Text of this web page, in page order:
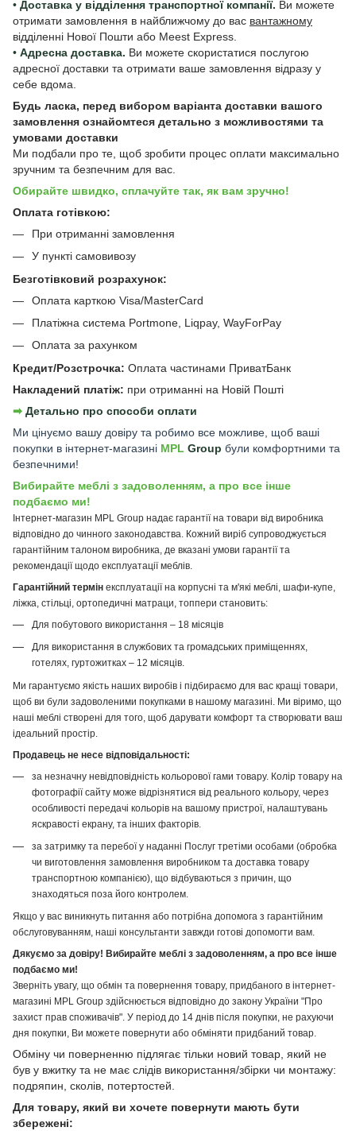
• Доставка у відділення транспортної компанії. Ви можете
отримати замовлення в найближчому до вас вантажному
відділенні Нової Пошти або Meest Express.
• Адресна доставка. Ви можете скористатися послугою
адресної доставки та отримати ваше замовлення відразу у
себе вдома.
Будь ласка, перед вибором варіанта доставки вашого
замовлення ознайомтеся детально з можливостями та
умовами доставки
Ми подбали про те, щоб зробити процес оплати максимально
зручним та безпечним для вас.
Обирайте швидко, сплачуйте так, як вам зручно!
Оплата готівкою:
При отриманні замовлення
У пункті самовивозу
Безготівковий розрахунок:
Оплата карткою Visa/MasterCard
Платіжна система Portmone, Liqpay, WayForPay
Оплата за рахунком
Кредит/Розстрочка: Оплата частинами ПриватБанк
Накладений платіж: при отриманні на Новій Пошті
➡︎ Детально про способи оплати
Ми цінуємо вашу довіру та робимо все можливе, щоб ваші
покупки в інтернет-магазині MPL Group були комфортними та
безпечними!
Вибирайте меблі з задоволенням, а про все інше
подбаємо ми!
Інтернет-магазин MPL Group надає гарантії на товари від виробника
відповідно до чинного законодавства. Кожний виріб супроводжується
гарантійним талоном виробника, де вказані умови гарантії та
рекомендації щодо експлуатації меблів.
Гарантійний термін експлуатації на корпусні та м'які меблі, шафи-купе,
ліжка, стільці, ортопедичні матраци, топпери становить:
Для побутового використання – 18 місяців
Для використання в службових та громадських приміщеннях,
готелях, гуртожитках – 12 місяців.
Ми гарантуємо якість наших виробів і підбираємо для вас кращі товари,
щоб ви були задоволеними покупками в нашому магазині. Ми віримо, що
наші меблі створені для того, щоб дарувати комфорт та створювати ваш
ідеальний простір.
Продавець не несе відповідальності:
за незначну невідповідність кольорової гами товару. Колір товару на
фотографії сайту може відрізнятися від реального кольору, через
особливості передачі кольорів на вашому пристрої, налаштувань
яскравості екрану, та інших факторів.
за затримку та перебої у наданні Послуг третіми особами (обробка
чи виготовлення замовлення виробником та доставка товару
транспортною компанією), що відбуваються з причин, що
знаходяться поза його контролем.
Якщо у вас виникнуть питання або потрібна допомога з гарантійним
обслуговуванням, наші консультанти завжди готові допомогти вам.
Дякуємо за довіру! Вибирайте меблі з задоволенням, а про все інше
подбаємо ми!
Зверніть увагу, що обмін та повернення товару, придбаного в інтернет-
магазині MPL Group здійснюється відповідно до закону України "Про
захист прав споживачів". У період до 14 днів після покупки, не рахуючи
дня покупки, Ви можете повернути або обміняти придбаний товар.
Обміну чи поверненню підлягає тільки новий товар, який не
був у вжитку та не має слідів використання/збірки чи монтажу:
подряпин, сколів, потертостей.
Для товару, який ви хочете повернути мають бути
збережені: